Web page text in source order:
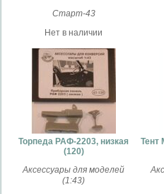
Старт-43
Нет в наличии
Торпеда РАФ-2203, низкая
(120)
Аксессуары для моделей
(1:43)
Тент